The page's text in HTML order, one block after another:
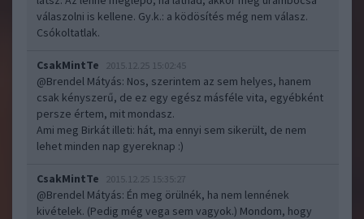
válaszolni is kellene. Gy.k.: a ködösítés még nem válasz.
Csókoltatlak.
CsakMintTe 2015.12.25 15:02:45
@Brendel Mátyás: Nos, szerintem az sem helyes, hanem
csak kényszerű, de ez egy egész másféle vita, egyébként
persze értem, mit mondasz.
Ami meg Birkát illeti: hát, ma ennyi sem sikerült, de nem
lehet minden nap gyereknap :)
CsakMintTe 2015.12.25 15:35:27
@Brendel Mátyás: Én meg örülnék, ha nem lennének
kivételek. (Pedig még vega sem vagyok.) Mondom, hogy